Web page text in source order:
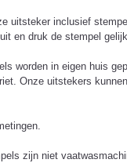
uitsteker inclusief
en druk de stempel
worden in eigen huis
Onze uitstekers
zijn niet